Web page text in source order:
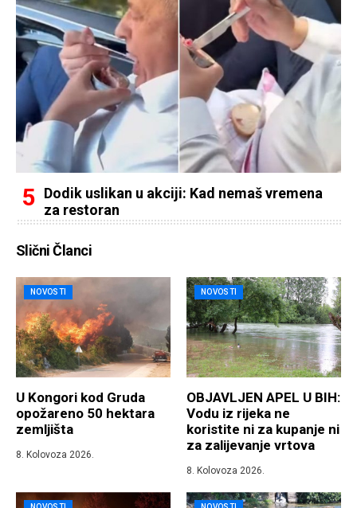
Dodik uslikan u akciji: Kad nemaš vremena
za restoran
Slični Članci
NOVOSTI
U Kongori kod Gruda
opožareno 50 hektara
zemljišta
8. Kolovoza 2026.
NOVOSTI
OBJAVLJEN APEL U BIH:
Vodu iz rijeka ne
koristite ni za kupanje ni
za zalijevanje vrtova
8. Kolovoza 2026.